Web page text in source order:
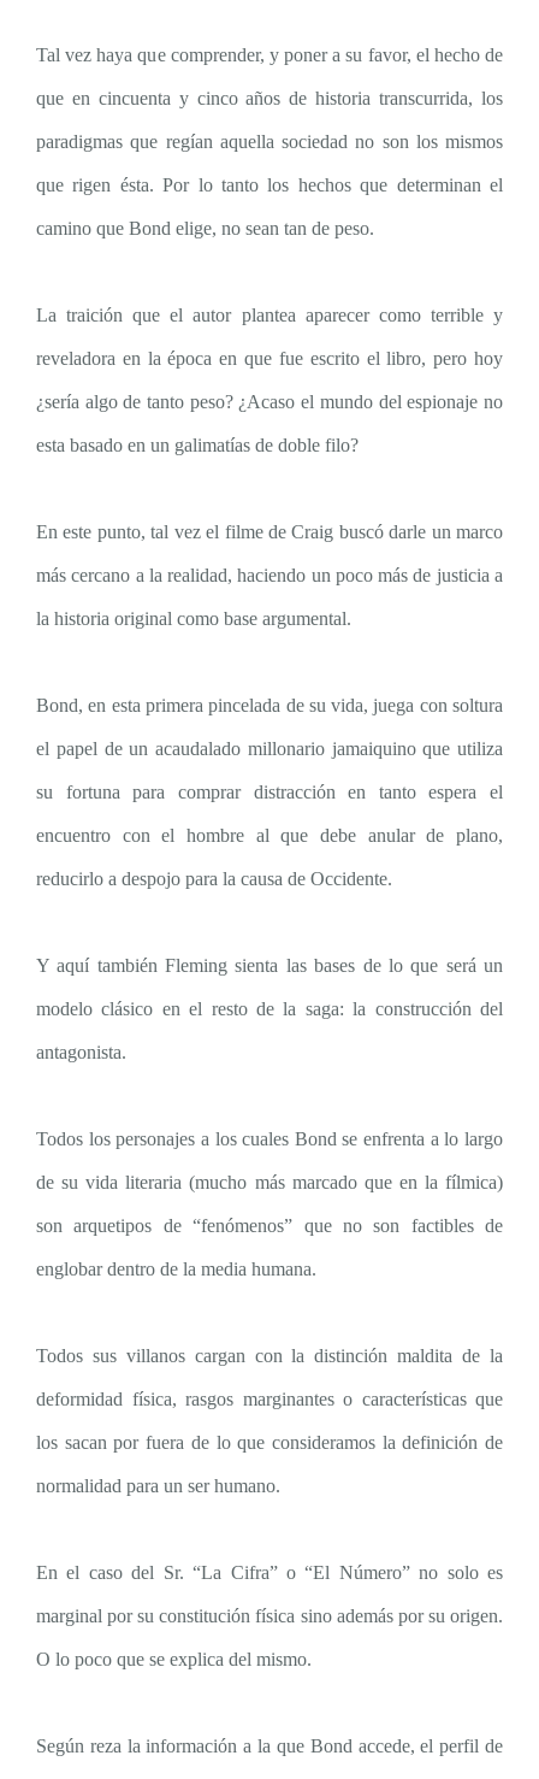
Tal vez haya que comprender, y poner a su favor, el hecho de
que en cincuenta y cinco años de historia transcurrida, los
paradigmas que regían aquella sociedad no son los mismos
que rigen ésta. Por lo tanto los hechos que determinan el
camino que Bond elige, no sean tan de peso.
La traición que el autor plantea aparecer como terrible y
reveladora en la época en que fue escrito el libro, pero hoy
¿sería algo de tanto peso? ¿Acaso el mundo del espionaje no
esta basado en un galimatías de doble filo?
En este punto, tal vez el filme de Craig buscó darle un marco
más cercano a la realidad, haciendo un poco más de justicia a
la historia original como base argumental.
Bond, en esta primera pincelada de su vida, juega con soltura
el papel de un acaudalado millonario jamaiquino que utiliza
su fortuna para comprar distracción en tanto espera el
encuentro con el hombre al que debe anular de plano,
reducirlo a despojo para la causa de Occidente.
Y aquí también Fleming sienta las bases de lo que será un
modelo clásico en el resto de la saga: la construcción del
antagonista.
Todos los personajes a los cuales Bond se enfrenta a lo largo
de su vida literaria (mucho más marcado que en la fílmica)
son arquetipos de “fenómenos” que no son factibles de
englobar dentro de la media humana.
Todos sus villanos cargan con la distinción maldita de la
deformidad física, rasgos marginantes o características que
los sacan por fuera de lo que consideramos la definición de
normalidad para un ser humano.
En el caso del Sr. “La Cifra” o “El Número” no solo es
marginal por su constitución física sino además por su origen.
O lo poco que se explica del mismo.
Según reza la información a la que Bond accede, el perfil de